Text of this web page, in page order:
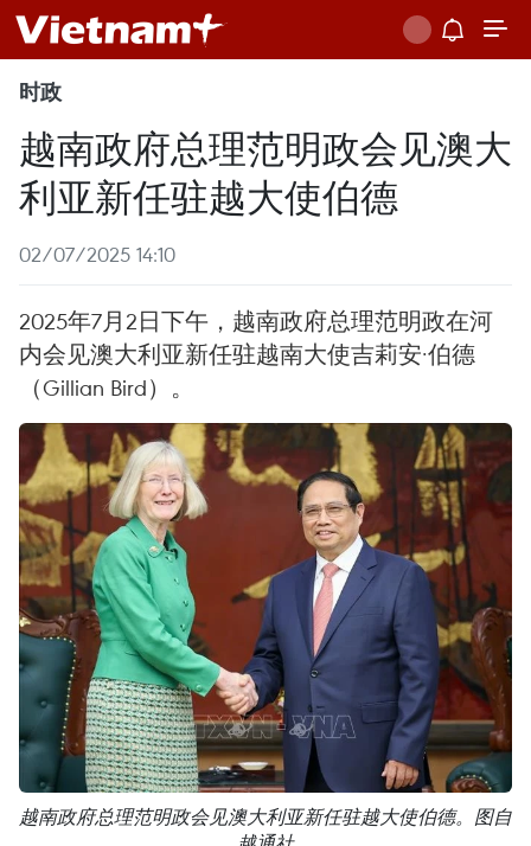
时政
越南政府总理范明政会见澳大
利亚新任驻越大使伯德
02/07/2025 14:10
2025年7月2日下午，越南政府总理范明政在河
内会见澳大利亚新任驻越南大使吉莉安·伯德
（Gillian Bird）。
越南政府总理范明政会见澳大利亚新任驻越大使伯德。图自